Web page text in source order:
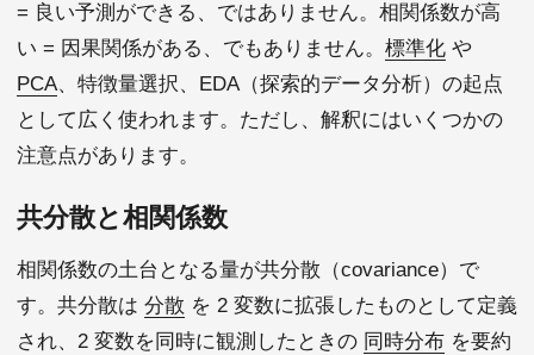
= 良い予測ができる、ではありません。相関係数が高
い = 因果関係がある、でもありません。 標準化 や
PCA、特徴量選択、EDA（探索的データ分析）の起点
として広く使われます。ただし、解釈にはいくつかの
注意点があります。
共分散と相関係数
相関係数の土台となる量が共分散（covariance）で
す。共分散は 分散 を 2 変数に拡張したものとして定義
され、2 変数を同時に観測したときの 同時分布 を要約